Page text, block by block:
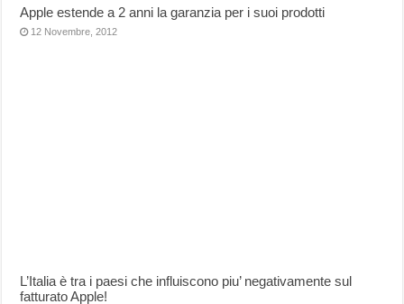
Apple estende a 2 anni la garanzia per i suoi prodotti
12 Novembre, 2012
L’Italia è tra i paesi che influiscono piu’ negativamente sul
fatturato Apple!